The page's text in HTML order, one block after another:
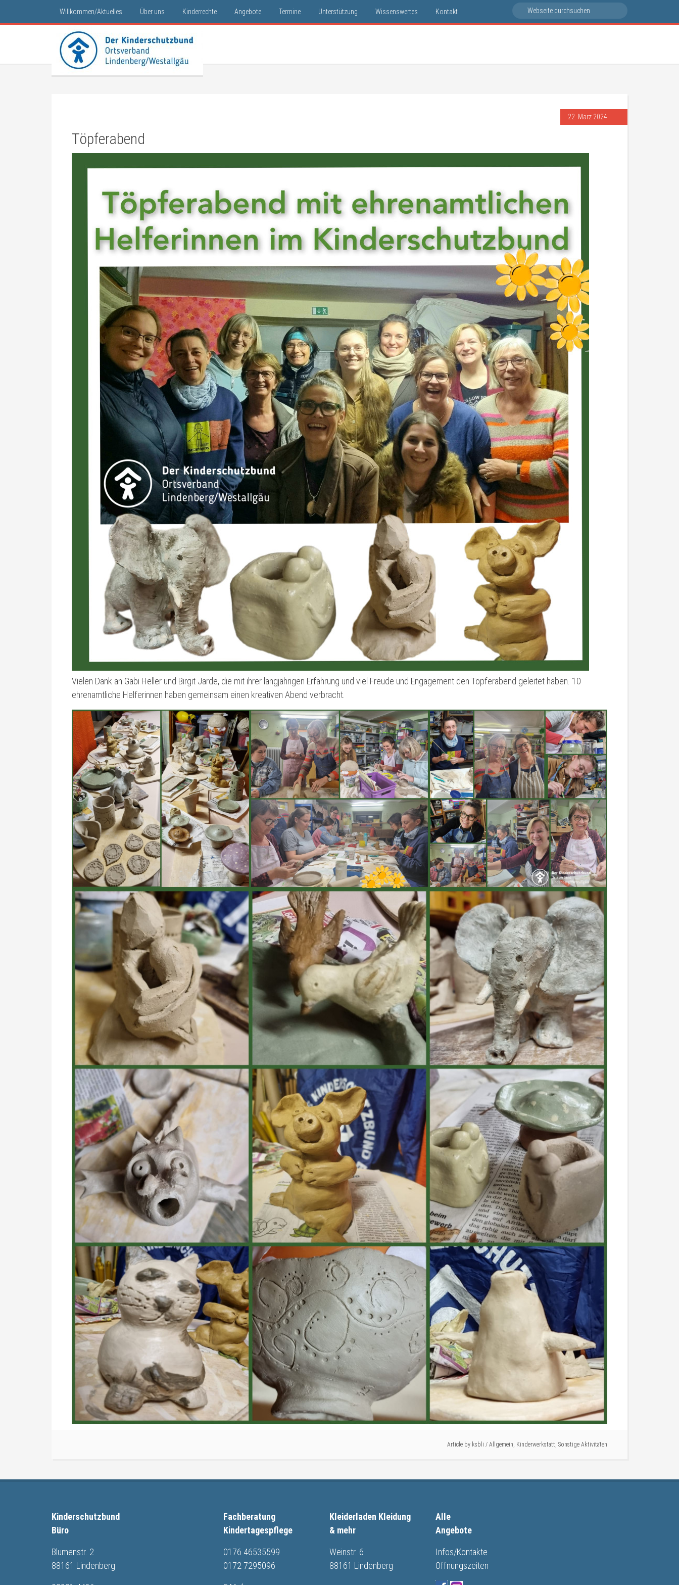
Willkommen/Aktuelles Über uns Kinderrechte Angebote Termine Unterstützung Wissenswertes Kontakt
22. März 2024
Töpferabend
Vielen Dank an Gabi Heller und Birgit Jarde, die mit ihrer langjährigen Erfahrung und viel Freude und Engagement den Töpferabend geleitet haben. 10
ehrenamtliche Helferinnen haben gemeinsam einen kreativen Abend verbracht.
Article by ksbli / Allgemein, Kinderwerkstatt, Sonstige Aktivitäten
Kinderschutzbund
Büro
Blumenstr. 2
88161 Lindenberg
Fachberatung
Kindertagespflege
0176 46535599
0172 7295096
Kleiderladen Kleidung
& mehr
Weinstr. 6
88161 Lindenberg
Alle
Angebote
Infos/Kontakte
Öffnungszeiten